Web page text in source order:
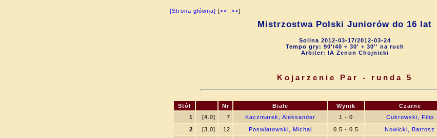
[Strona główna] [<< >>]
Mistrzostwa Polski Juniorów do 16 lat
Solina 2012-03-17/2012-03-24
Tempo gry: 90'/40 + 30' + 30'' na ruch
Arbiter: IA Zenon Chojnicki
Kojarzenie Par - runda 5
Stół Nr Biale Wynik Czarne
1
[4.0] 7 Kaczmarek, Aleksander 1 - 0 Cukrowski, Filip
2
[3.0] 12 Poswiatowski, Michal 0.5 - 0.5 Nowicki, Bartosz